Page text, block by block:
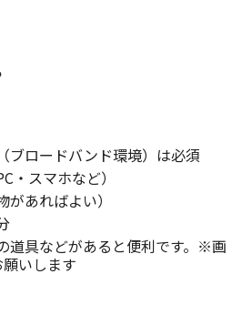
ブロードバンド環境）は必須
・スマホなど）
あればよい）
道具などがあると便利です。※画
いします